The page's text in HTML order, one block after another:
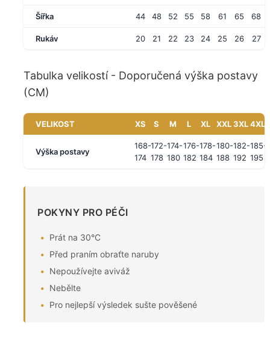
Šířka 44 48 52 55 58 61 65 68
Rukáv 20 21 22 23 24 25 26 27
Tabulka velikostí - Doporučená výška postavy
(CM)
VELIKOST XS S M L XL XXL3XL4XL
Výška postavy
168-
174
172-
178
174-
180
176-
182
178-
184
180-
188
182-
192
185-
195
POKYNY PRO PÉČI
Prát na 30°C
Před praním obraťte naruby
Nepoužívejte aviváž
Nebělte
Pro nejlepší výsledek sušte pověšené